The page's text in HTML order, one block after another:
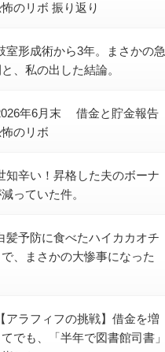
怖のリボ 振り返り
室形成術から3年。まさかの急
、私の出した結論。
年6月末 借金と貯金報告
怖のリボ
知辛い！昇格した夫のボーナ
っていた件。
髪予防に食べたハイカカオチ
で、まさかの大惨事になった
【アラフィフの挑戦】借金を増
でも、「半年で図書館司書」